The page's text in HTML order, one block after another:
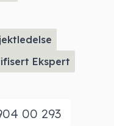
Ekspert
00 293